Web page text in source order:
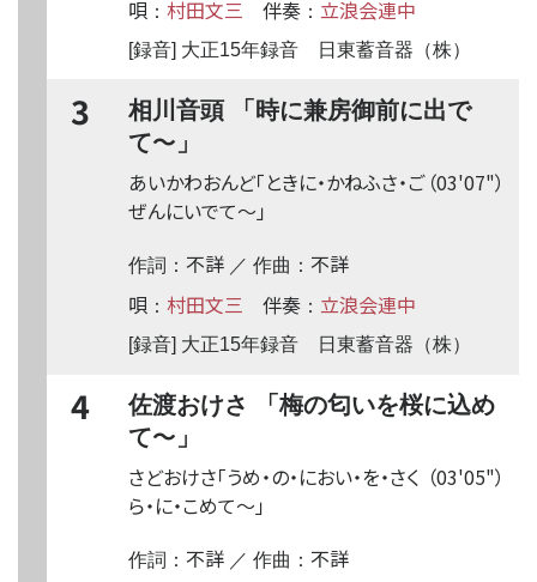
唄 ： 村田文三 伴奏 ： 立浪会連中
[録音] 大正15年録音 日東蓄音器（株）
3
相川音頭 「時に兼房御前に出で
て〜 」
（03'07"）
あいかわおんど「ときに・かねふさ・ご
ぜんにいでて〜 」
作詞： 不詳 ／ 作曲： 不詳
唄 ： 村田文三 伴奏 ： 立浪会連中
[録音] 大正15年録音 日東蓄音器（株）
4
佐渡おけさ 「梅の匂いを桜に込め
て〜 」
（03'05"）
さどおけさ「うめ・の・におい・を・さく
ら・に・こめて〜 」
作詞： 不詳 ／ 作曲： 不詳